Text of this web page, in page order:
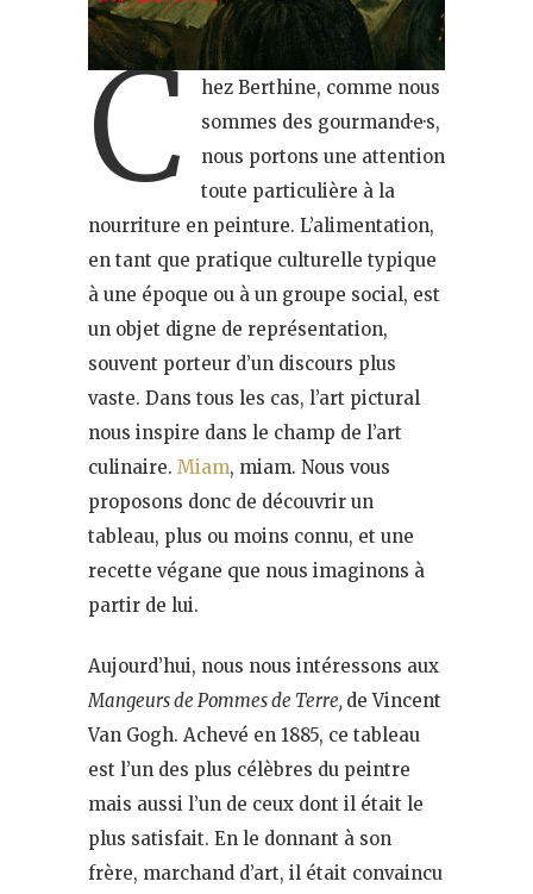
C
hez Berthine, comme nous
sommes des gourmand·e·s,
nous portons une attention
toute particulière à la
nourriture en peinture. L’alimentation,
en tant que pratique culturelle typique
à une époque ou à un groupe social, est
un objet digne de représentation,
souvent porteur d’un discours plus
vaste. Dans tous les cas, l’art pictural
nous inspire dans le champ de l’art
culinaire. Miam, miam. Nous vous
proposons donc de découvrir un
tableau, plus ou moins connu, et une
recette végane que nous imaginons à
partir de lui.
Aujourd’hui, nous nous intéressons aux
Mangeurs de Pommes de Terre, de Vincent
Van Gogh. Achevé en 1885, ce tableau
est l’un des plus célèbres du peintre
mais aussi l’un de ceux dont il était le
plus satisfait. En le donnant à son
frère, marchand d’art, il était convaincu